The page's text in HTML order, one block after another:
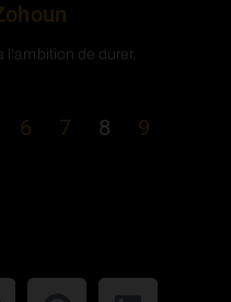
l’ambition de durer.
6 7 8 9